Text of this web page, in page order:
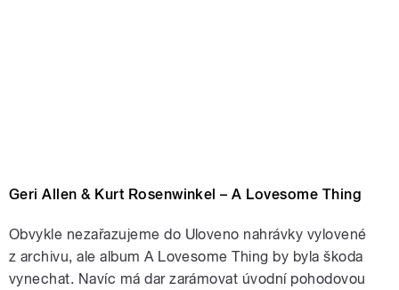
Geri Allen & Kurt Rosenwinkel – A Lovesome Thing
Obvykle nezařazujeme do Uloveno nahrávky vylovené
z archivu, ale album A Lovesome Thing by byla škoda
vynechat. Navíc má dar zarámovat úvodní pohodovou